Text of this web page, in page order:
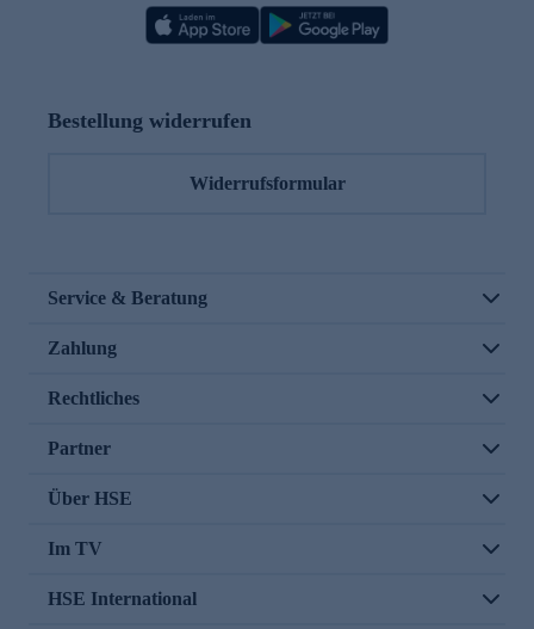
Bestellung widerrufen
Widerrufsformular
Service & Beratung
Zahlung
Rechtliches
Partner
Über HSE
Im TV
HSE International